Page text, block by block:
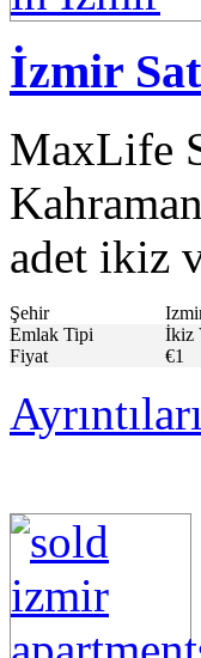
İzmir
MaxLife
adet ikiz
Şehir
Emlak Tipi
İkiz
Fiyat
€1